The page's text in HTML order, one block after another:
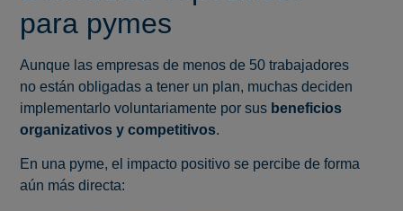
para pymes
Aunque las empresas de menos de 50 trabajadores
no están obligadas a tener un plan, muchas deciden
implementarlo voluntariamente por sus beneficios
organizativos y competitivos.
En una pyme, el impacto positivo se percibe de forma
aún más directa: